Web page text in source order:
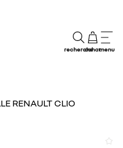
rechercheachatmenu
RENAULT CLIO